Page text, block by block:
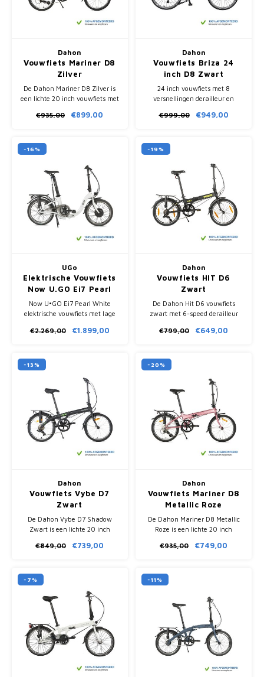
Fietscomputers
Zadeltassen
Vouwfiets Banden
Dahon
Vouwfiets Mariner D8
Zilver
De Dahon Mariner D8 Zilver is
een lichte 20 inch vouwfiets met
inklapbaar in 15 seconden en
€935,00 €899,00
Dahon
Vouwfiets Briza 24
inch D8 Zwart
24 inch vouwfiets met 8
versnellingen derailleur en
Comfortabel en geschikt voor
€999,00 €949,00
-16%
UGo
Elektrische Vouwfiets
Now U.GO Ei7 Pearl
White
Now U•GO Ei7 Pearl White
elektrische vouwfiets met lage
voorwielmotor en Samsung
€2.269,00 €1.899,00
-19%
Dahon
Vouwfiets HIT D6
Zwart
De Dahon Hit D6 vouwfiets
zwart met 6-speed derailleur
wendbare 20 inch wielen en
€799,00 €649,00
-13%
Dahon
Vouwfiets Vybe D7
Zwart
De Dahon Vybe D7 Shadow
Zwart is een lichte 20 inch
compact inklapbaar in 15
€849,00 €739,00
-20%
Dahon
Vouwfiets Mariner D8
Metallic Roze
De Dahon Mariner D8 Metallic
Roze is een lichte 20 inch
compact inklapbaar in 15
€935,00 €749,00
-7% -11%